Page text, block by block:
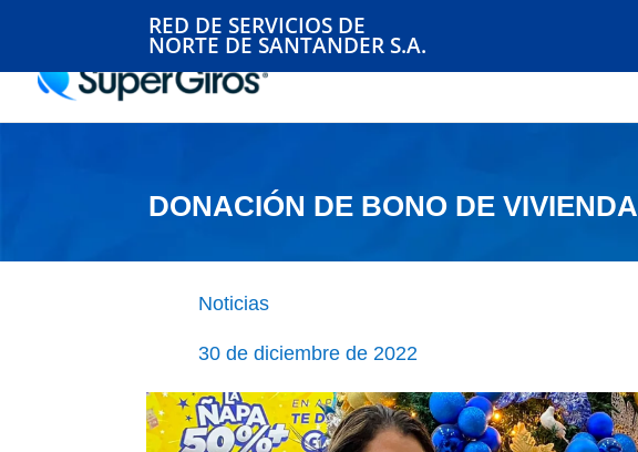
RED DE SERVICIOS DE
NORTE DE SANTANDER S.A.
DONACIÓN DE BONO DE VIVIENDA
Noticias
30 de diciembre de 2022